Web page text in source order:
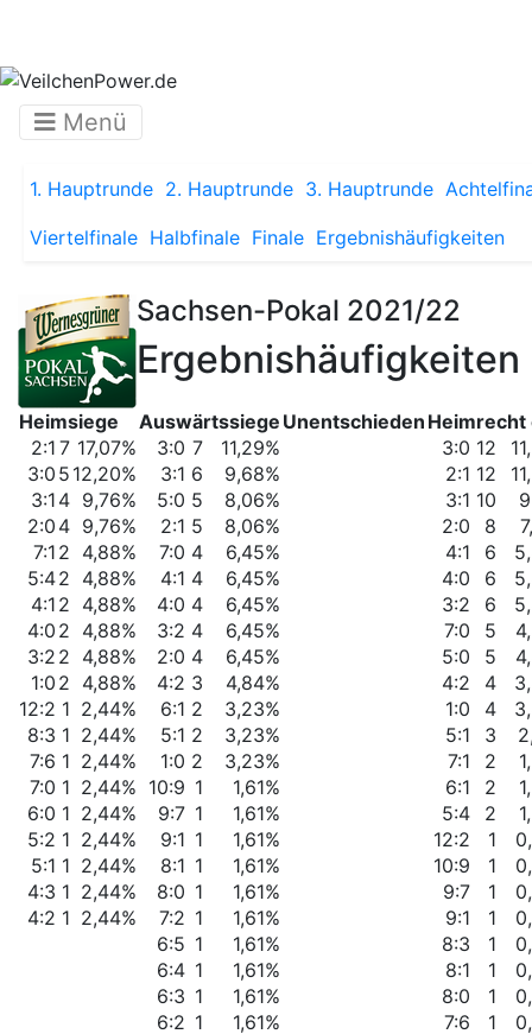
Menü
1. Hauptrunde 2. Hauptrunde 3. Hauptrunde
Viertelfinale Halbfinale Finale Ergebnishäufigkeiten
Sachsen-Pokal 2021/22
Ergebnishäufigkeiten
Heimsiege
2:1 7 17,07%
3:0 5 12,20%
3:1 4 9,76%
2:0 4 9,76%
7:1 2 4,88%
5:42 4,88%
4:1 2 4,88%
4:0 2 4,88%
3:2 2 4,88%
1:0 2 4,88%
12:2 1 2,44%
8:3 1 2,44%
7:6 1 2,44%
7:0 1 2,44%
6:0 1 2,44%
5:2 1 2,44%
5:1 1 2,44%
4:3 1 2,44%
4:2 1 2,44%
Auswärtssiege
3:0 7
11,29%
3:1 6
9,68%
5:0 5
8,06%
2:1 5
8,06%
7:0 4
6,45%
4:1 4
6,45%
4:0 4
6,45%
3:2 4
6,45%
2:0 4
6,45%
4:2 3
4,84%
6:1 2
3,23%
5:1 2
3,23%
1:0 2
3,23%
10:9 1
1,61%
9:7 1
1,61%
9:1 1
1,61%
8:1 1
1,61%
8:0 1
1,61%
7:2 1
1,61%
6:5 1
1,61%
6:4 1
1,61%
6:3 1
1,61%
6:2 1 1,61%
Unentschieden Heimrecht
3:0 12
2:1 12
3:1 10
2:0
8
4:1
6
4:0
6
3:2
6
7:0
5
5:0
5
4:2
4
1:0
4
5:1
3
7:1
2
6:1
2
5:4
2
12:2
1
10:9
1
9:7
1
9:1
1
8:3
1
8:1
1
8:0
1
7:6
1